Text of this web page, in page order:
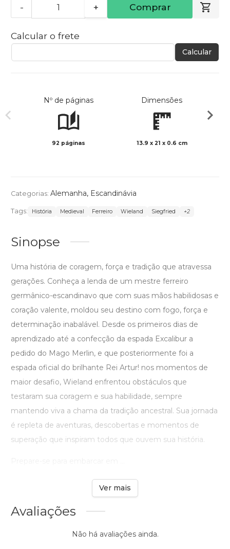
- + Comprar
Calcular o frete
Calcular
Nº de páginas
92 páginas
Dimensões
13.9 x 21 x 0.6 cm
Categorias: Alemanha, Escandinávia
Tags: História Medieval Ferreiro Wieland Siegfried +2
Sinopse
Uma história de coragem, força e tradição que atravessa
gerações. Conheça a lenda de um mestre ferreiro
germânico-escandinavo que com suas mãos habilidosas e
coração valente, moldou seu destino com fogo, força e
determinação inabalável. Desde os primeiros dias de
aprendizado até a confecção da espada Excalibur a
pedido do Mago Merlin, e que posteriormente foi a
espada oficial do brilhante Rei Artur! nos momentos de
maior desafio, Wieland enfrentou obstáculos que
testaram sua coragem e sua habilidade, sempre
mantendo viva a chama da tradição ancestral. Sua jornada
é repleta de aventuras, descobertas e momentos de
superação que inspiram todos que ouvem sua história.
Ver mais
Avaliações
Não há avaliações ainda.